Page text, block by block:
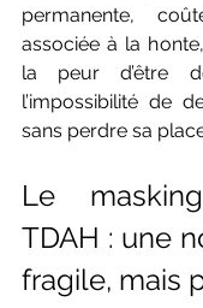
permanente,
associée à la
la peur d’être
l’impossibilité de
sans perdre sa
Le
TDAH : une
fragile, mais